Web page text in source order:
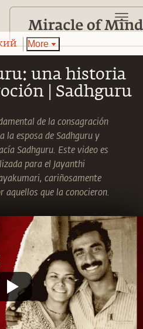
More
una historia
| Sadhguru
de la consagración
la esposa de Sadhguru y
Sadhguru. Este video es
para el Jayanthi
cariñosamente
que la conocieron.